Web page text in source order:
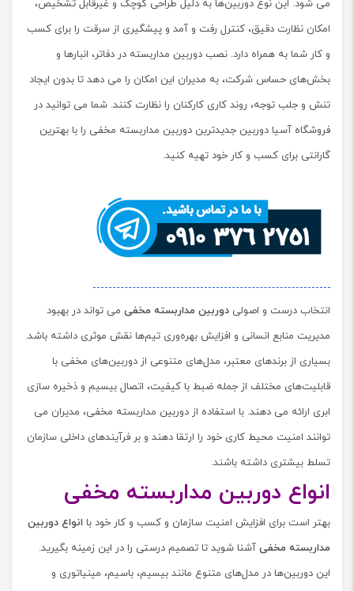
می شود. این نوع دوربین‌ها به دلیل طراحی کوچک و غیرقابل تشخیص،
امکان نظارت دقیق، کنترل رفت و آمد و پیشگیری از سرقت را برای کسب
و کار شما به همراه دارد. نصب دوربین مداربسته در دفاتر، انبارها و
بخش‌های حساس شرکت، به مدیران این امکان را می دهد تا بدون ایجاد
تنش و جلب توجه، روند کاری کارکنان را نظارت کنند. شما می توانید در
فروشگاه آسیا دوربین جدیدترین دوربین مداربسته مخفی را با بهترین
گارانتی برای کسب و کار خود تهیه کنید.
انتخاب درست و اصولی دوربین مداربسته مخفی می تواند در بهبود
مدیریت منابع انسانی و افزایش بهره‌وری تیم‌ها نقش موثری داشته باشد.
بسیاری از برندهای معتبر، مدل‌های متنوعی از دوربین‌های مخفی با
قابلیت‌های مختلف از جمله ضبط با کیفیت، اتصال بیسیم و ذخیره سازی
ابری ارائه می دهند. با استفاده از دوربین مداربسته مخفی، مدیران می
توانند امنیت محیط کاری خود را ارتقا دهند و بر فرآیندهای داخلی سازمان
تسلط بیشتری داشته باشند.
انواع دوربین مداربسته مخفی
بهتر است برای افزایش امنیت سازمان و کسب و کار خود با انواع دوربین
مداربسته مخفی آشنا شوید تا تصمیم درستی را در این زمینه بگیرید.
این دوربین‌ها در مدل‌های متنوع مانند بیسیم، باسیم، مینیاتوری و